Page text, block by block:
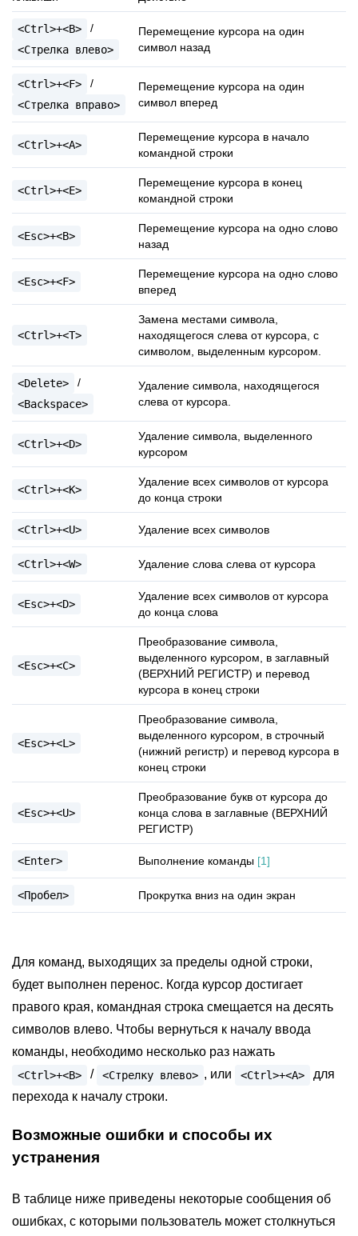
<Ctrl>+<B>
/
<Стрелка влево>
Перемещение курсора на один
символ назад
<Ctrl>+<F>
/
<Стрелка вправо>
Перемещение курсора на один
символ вперед
<Ctrl>+<А>
Перемещение курсора в начало
командной строки
<Ctrl>+<E>
Перемещение курсора в конец
командной строки
<Esc>+<B>
Перемещение курсора на одно слово
назад
<Esc>+<F>
Перемещение курсора на одно слово
вперед
<Ctrl>+<T>
Замена местами символа,
находящегося слева от курсора, с
символом, выделенным курсором.
<Delete>
/
<Backspace>
Удаление символа, находящегося
слева от курсора.
<Ctrl>+<D>
Удаление символа, выделенного
курсором
<Ctrl>+<K>
Удаление всех символов от курсора
до конца строки
<Ctrl>+<U> Удаление всех символов
<Ctrl>+<W> Удаление слова слева от курсора
<Esc>+<D>
Удаление всех символов от курсора
до конца слова
<Esc>+<C>
Преобразование символа,
выделенного курсором, в заглавный
(ВЕРХНИЙ РЕГИСТР) и перевод
курсора в конец строки
<Esc>+<L>
Преобразование символа,
выделенного курсором, в строчный
(нижний регистр) и перевод курсора в
конец строки
<Esc>+<U>
Преобразование букв от курсора до
конца слова в заглавные (ВЕРХНИЙ
РЕГИСТР)
<Enter> Выполнение команды [1]
<Пробел> Прокрутка вниз на один экран
Для команд, выходящих за пределы одной строки,
будет выполнен перенос. Когда курсор достигает
правого края, командная строка смещается на десять
символов влево. Чтобы вернуться к началу ввода
команды, необходимо несколько раз нажать
<Ctrl>+<B> / <Стрелку влево> , или <Ctrl>+<A>
для
перехода к началу строки.
Возможные ошибки и способы их
устранения
В таблице ниже приведены некоторые сообщения об
ошибках, с которыми пользователь может столкнуться